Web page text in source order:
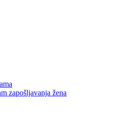
zapošljavanja žena